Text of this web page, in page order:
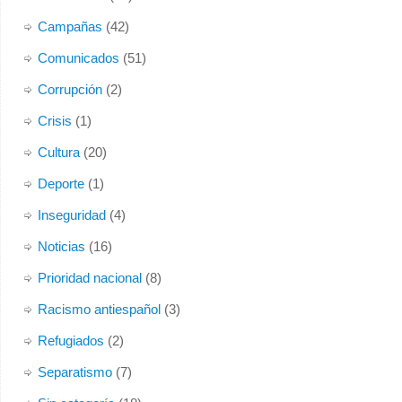
Por causas ajenas a nuestra organización, tenemos que
forma ...
Foto
Ver en Facebook
Campañas (42)
Comunicados (51)
Corrupción(2)
Crisis (1)
Cultura(20)
Deporte(1)
Inseguridad(4)
Noticias (16)
Prioridad nacional(8)
Racismo antiespañol(3)
Refugiados (2)
Separatismo(7)